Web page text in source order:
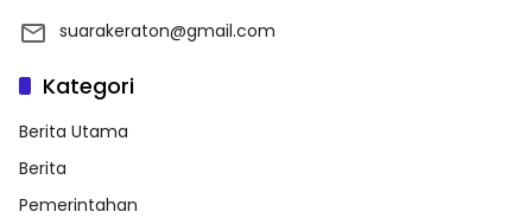
suarakeraton@gmail.com
Kategori
Berita Utama
Berita
Pemerintahan